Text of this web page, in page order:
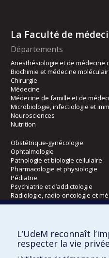
La Faculté de
Départements
Anesthésiologie et de médecine
Biochimie et médecine
Chirurgie
Médecine
Médecine de famille et de
Microbiologie, infectiologie et
Neurosciences
Nutrition
Obstétrique-gynécologie
Ophtalmologie
Pathologie et biologie cellulaire
Pharmacologie et physiologie
Pédiatrie
Psychiatrie et d’addictologie
Radiologie, radio-oncologie et
Écoles
Kinésiologie et des sciences de
Orthophonie et audiologie
L’UdeM reconnaît
respecter la vie privée